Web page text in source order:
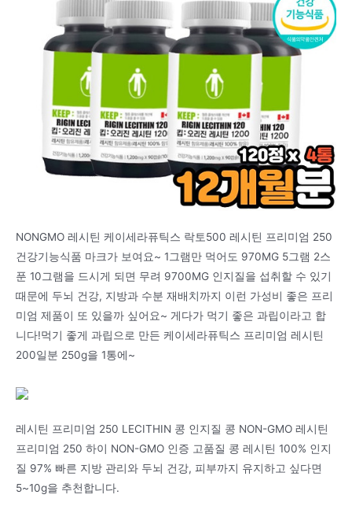
NONGMO 레시틴 케이세라퓨틱스 락토500 레시틴 프리미엄 250
건강기능식품 마크가 보여요~ 1그램만 먹어도 970MG 5그램 2스
푼 10그램을 드시게 되면 무려 9700MG 인지질을 섭취할 수 있기
때문에 두뇌 건강, 지방과 수분 재배치까지 이런 가성비 좋은 프리
미엄 제품이 또 있을까 싶어요~ 게다가 먹기 좋은 과립이라고 합
니다!먹기 좋게 과립으로 만든 케이세라퓨틱스 프리미엄 레시틴
200일분 250g을 1통에~
레시틴 프리미엄 250 LECITHIN 콩 인지질 콩 NON-GMO 레시틴
프리미엄 250 하이 NON-GMO 인증 고품질 콩 레시틴 100% 인지
질 97% 빠른 지방 관리와 두뇌 건강, 피부까지 유지하고 싶다면
5~10g을 추천합니다.